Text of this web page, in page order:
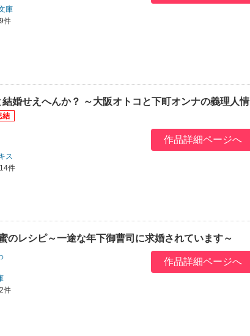
庫
件
結婚せえへんか？ ～大阪オトコと下町オンナの義理人情
ス
件
作品詳細ページへ
のレシピ～一途な年下御曹司に求婚されています～
件
作品詳細ページへ